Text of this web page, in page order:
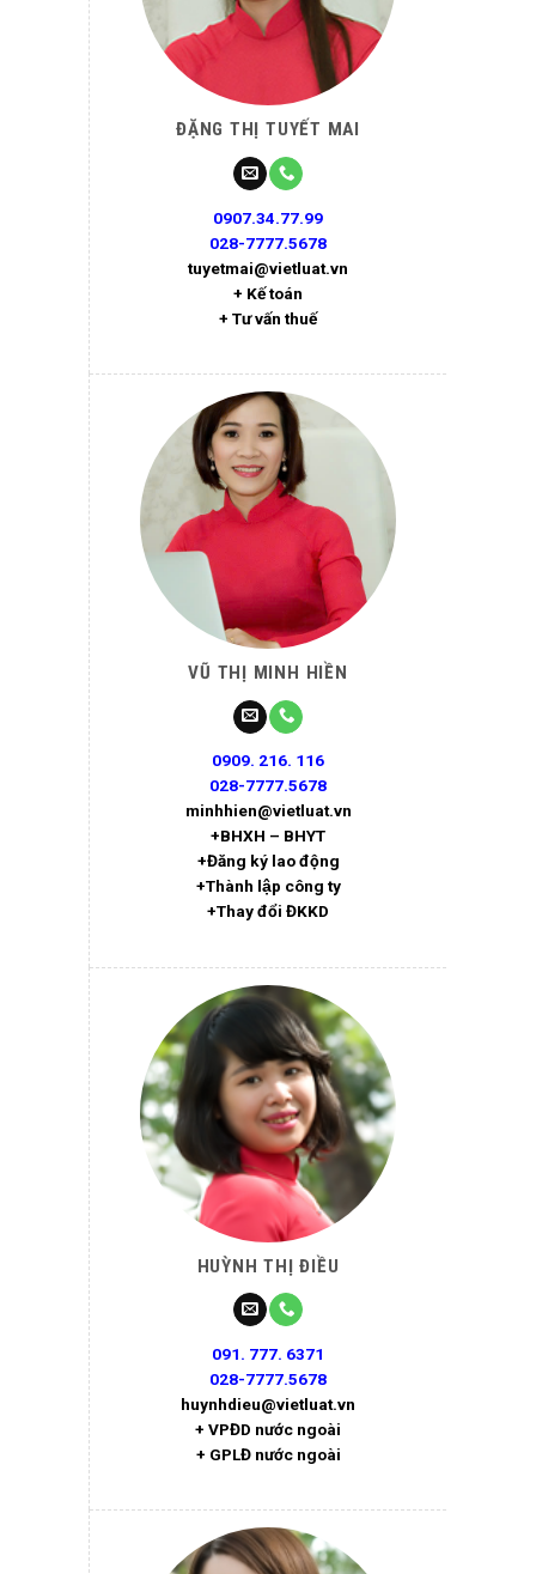
ĐẶNG THỊ TUYẾT MAI
0907.34.77.99
028-7777.5678
tuyetmai@vietluat.vn
+ Kế toán
+ Tư vấn thuế
VŨ THỊ MINH HIỀN
0909. 216. 116
028-7777.5678
minhhien@vietluat.vn
+BHXH – BHYT
+Đăng ký lao động
+Thành lập công ty
+Thay đổi ĐKKD
HUỲNH THỊ ĐIỀU
091. 777. 6371
028-7777.5678
huynhdieu@vietluat.vn
+ VPĐD nước ngoài
+ GPLĐ nước ngoài